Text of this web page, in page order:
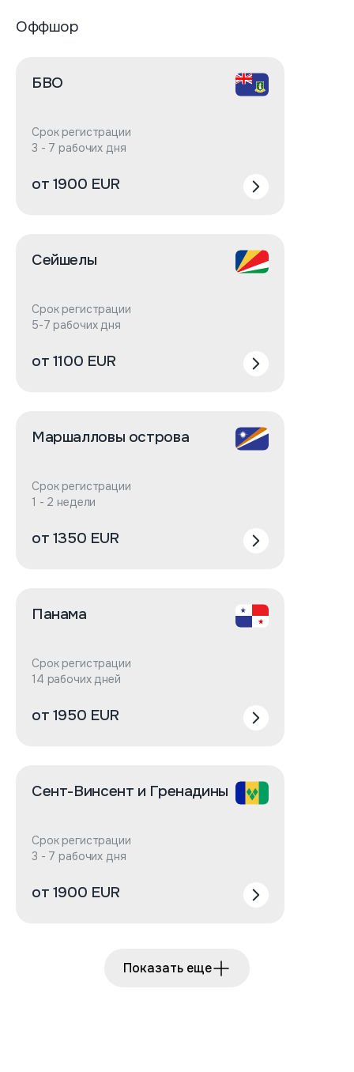
Оффшор
БВО
Срок регистрации
3 - 7 рабочих дня
от 1900 EUR
Сейшелы
Срок регистрации
5-7 рабочих дня
от 1100 EUR
Маршалловы острова
Срок регистрации
1 - 2 недели
от 1350 EUR
Панама
Срок регистрации
14 рабочих дней
от 1950 EUR
Сент-Винсент и Гренадины
Срок регистрации
3 - 7 рабочих дня
от 1900 EUR
Показать еще